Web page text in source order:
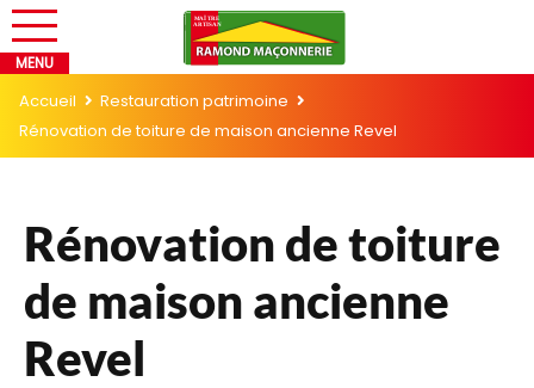
Accueil
Restauration patrimoine
Rénovation de toiture de maison ancienne Revel
Rénovation de toiture
de maison ancienne
Revel